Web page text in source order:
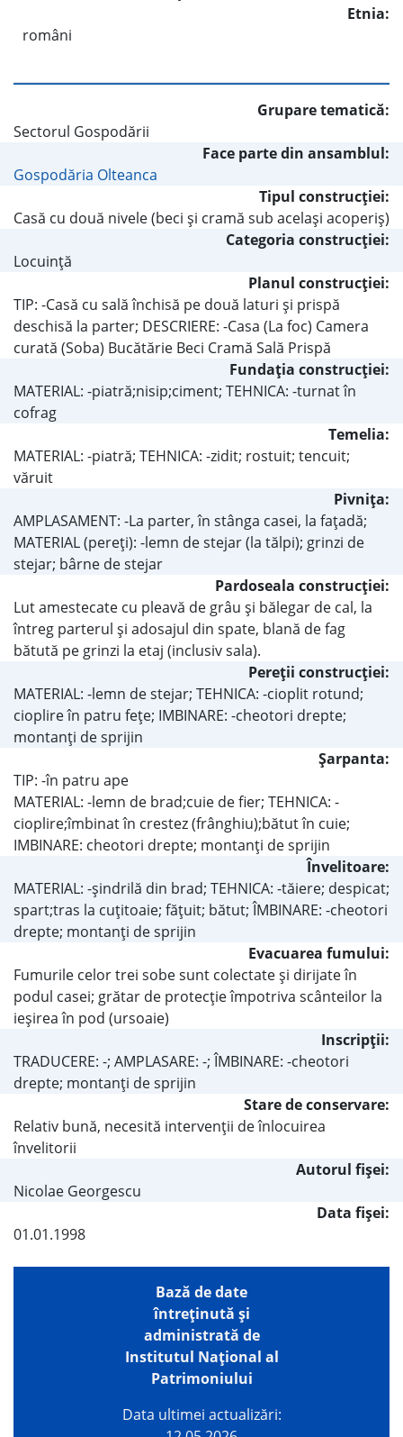
Etnia:
români
Grupare tematică:
Sectorul Gospodării
Face parte din ansamblul:
Gospodăria Olteanca
Tipul construcţiei:
Casă cu două nivele (beci şi cramă sub acelaşi acoperiş)
Categoria construcţiei:
Locuinţă
Planul construcţiei:
TIP: -Casă cu sală închisă pe două laturi şi prispă
deschisă la parter; DESCRIERE: -Casa (La foc) Camera
curată (Soba) Bucătărie Beci Cramă Sală Prispă
Fundaţia construcţiei:
MATERIAL: -piatră;nisip;ciment; TEHNICA: -turnat în
cofrag
Temelia:
MATERIAL: -piatră; TEHNICA: -zidit; rostuit; tencuit;
văruit
Pivniţa:
AMPLASAMENT: -La parter, în stânga casei, la faţadă;
MATERIAL (pereţi): -lemn de stejar (la tălpi); grinzi de
stejar; bârne de stejar
Pardoseala construcţiei:
Lut amestecate cu pleavă de grâu şi bălegar de cal, la
întreg parterul şi adosajul din spate, blană de fag
bătută pe grinzi la etaj (inclusiv sala).
Pereţii construcţiei:
MATERIAL: -lemn de stejar; TEHNICA: -cioplit rotund;
cioplire în patru feţe; IMBINARE: -cheotori drepte;
montanţi de sprijin
Şarpanta:
TIP: -în patru ape
MATERIAL: -lemn de brad;cuie de fier; TEHNICA: -
cioplire;îmbinat în crestez (frânghiu);bătut în cuie;
IMBINARE: cheotori drepte; montanţi de sprijin
Învelitoare:
MATERIAL: -şindrilă din brad; TEHNICA: -tăiere; despicat;
spart;tras la cuţitoaie; făţuit; bătut; ÎMBINARE: -cheotori
drepte; montanţi de sprijin
Evacuarea fumului:
Fumurile celor trei sobe sunt colectate şi dirijate în
podul casei; grătar de protecţie împotriva scânteilor la
ieşirea în pod (ursoaie)
Inscripţii:
TRADUCERE: -; AMPLASARE: -; ÎMBINARE: -cheotori
drepte; montanţi de sprijin
Stare de conservare:
Relativ bună, necesită intervenţii de înlocuirea
învelitorii
Autorul fişei:
Nicolae Georgescu
Data fișei:
01.01.1998
Bază de date
întreţinută şi
administrată de
Institutul Național al
Patrimoniului
Data ultimei actualizări: